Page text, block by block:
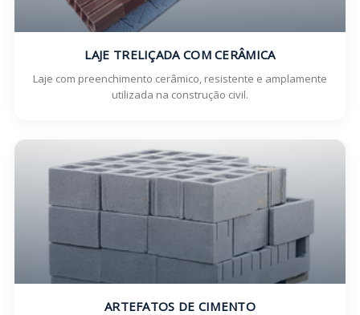
LAJE TRELIÇADA COM CERÂMICA
Laje com preenchimento cerâmico, resistente e amplamente
utilizada na construção civil.
ARTEFATOS DE CIMENTO